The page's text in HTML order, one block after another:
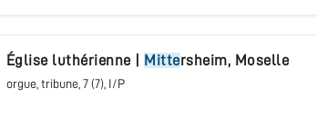
église luthérienne| Mittersheim, Moselle
orgue, tribune, 7 (7), I/P